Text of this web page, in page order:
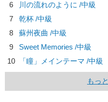
6
川の流れのように /中級
7
乾杯 /中級
8
蘇州夜曲 /中級
9
Sweet Memories /中級
10
「瞳」メインテーマ /中級
もっ